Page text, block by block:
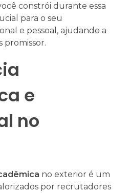
constrói durante essa
para o seu
e pessoal, ajudando a
promissor.
e
no
no exterior é um
por recrutadores